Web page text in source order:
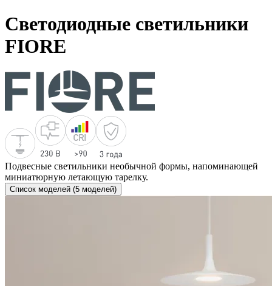
Светодиодные светильники
FIORE
Подвесные светильники необычной формы, напоминающей
миниатюрную летающую тарелку.
Список моделей (5 моделей)